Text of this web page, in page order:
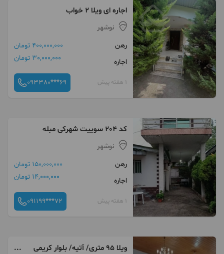
اجاره ای ویلا ۲ خواب
نوشهر
رهن
400,000,000 تومان
اجاره
30,000,000 تومان
1 هفته پیش 093380***69
کد 204 سوییت شهرکی مبله
نوشهر
رهن
150,000,000 تومان
اجاره
14,000,000 تومان
1 هفته پیش 091199***72
ویلا ۹۵ متری/ آتیه/ بلوار کریمی